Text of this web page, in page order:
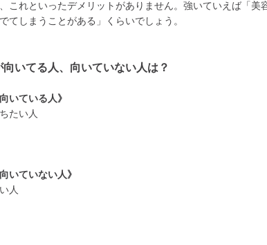
これといったデメリットがありません。強いていえば「美
てしまうことがある」くらいでしょう。
いてる人、向いていない人は？
いている人》
たい人
いていない人》
人